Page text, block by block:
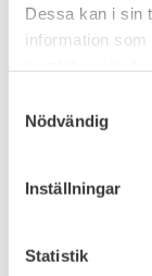
Dessa kan i sin
information
Nödvändig
Inställningar
Statistik
63